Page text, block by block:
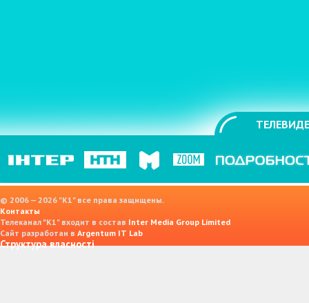
© 2006 — 2026 "K1" все права защищены.
Контакты
Телеканал "К1" входит в состав Inter Media Group Limited
Сайт разработан в Argentum IT Lab
Структура власності